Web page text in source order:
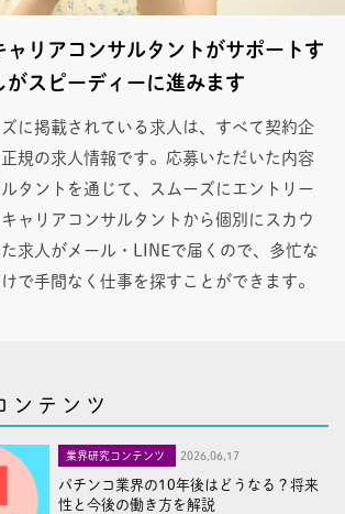
ャリアコンサルタントがサポートす
がスピーディーに進みます
に掲載されている求人は、すべて契約企
規の求人情報です。応募いただいた内容
タントを通じて、スムーズにエントリー
ャリアコンサルタントから個別にスカウ
た求人がメール・LINEで届くので、多忙な
で手間なく仕事を探すことができます。
ンテンツ
業界研究コンテンツ 2026,06,17
パチンコ業界の10年後はどうなる？将来
性と今後の働き方を解説